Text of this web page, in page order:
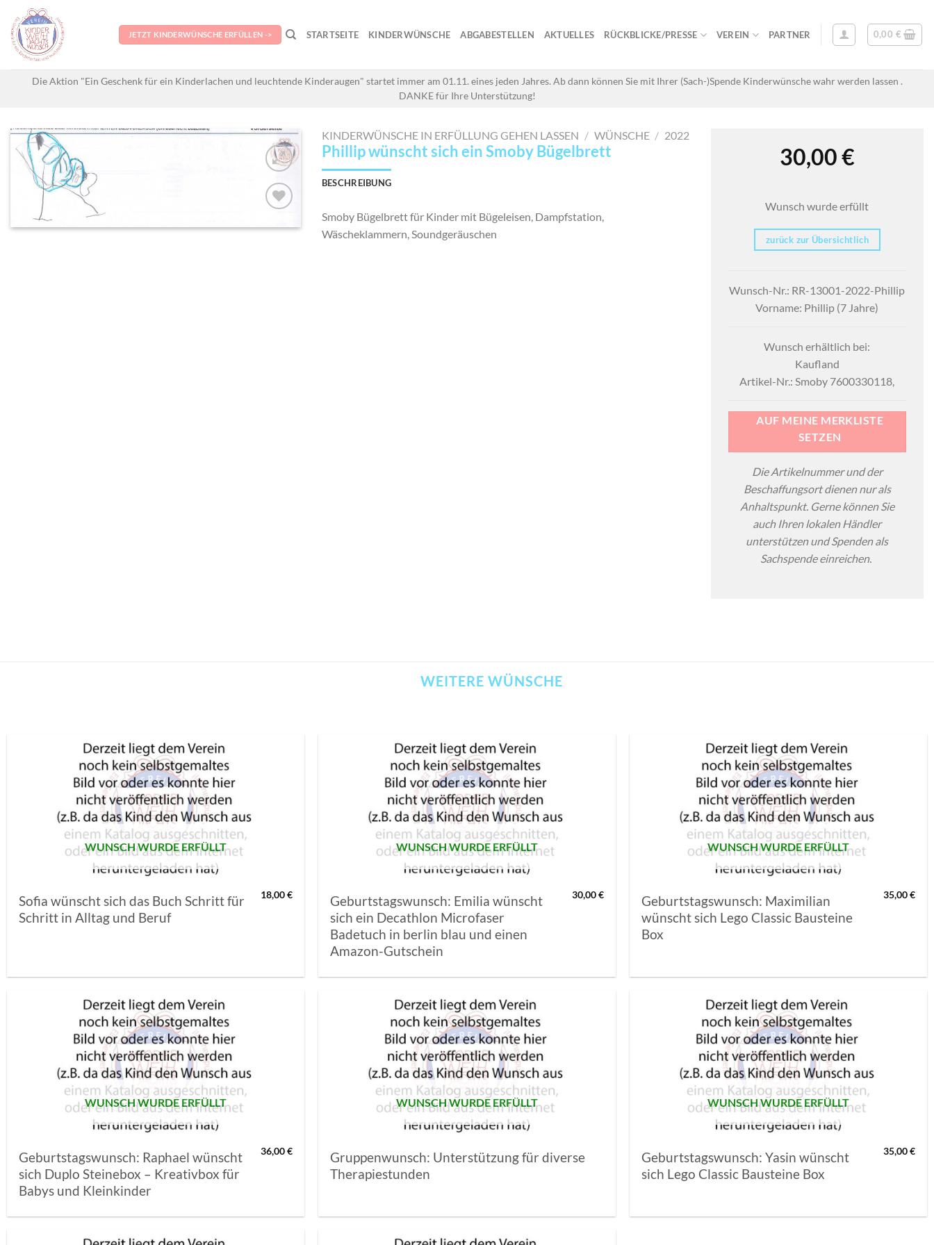
content
JETZT KINDERWÜNSCHE ERFÜLLEN -> STARTSEITE KINDERWÜNSCHE ABGABESTELLEN AKTUELLES RÜCKBLICKE/PRESSE VEREIN PARTNER 0,00 €
Die Aktion "Ein Geschenk für ein Kinderlachen und leuchtende Kinderaugen" startet immer am 01.11. eines jeden Jahres. Ab dann können Sie mit Ihrer (Sach-)Spende Kinderwünsche wahr werden lassen .
DANKE für Ihre Unterstützung!
AUF MEINE
KINDERWÜNSCHE IN ERFÜLLUNG GEHEN LASSEN / WÜNSCHE / 2022
Phillip wünscht sich ein Smoby Bügelbrett
BESCHREIBUNG
Smoby Bügelbrett für Kinder mit Bügeleisen, Dampfstation,
Wäscheklammern, Soundgeräuschen
30,00€
Wunsch wurde erfüllt
zurück zur Übersichtlich
Wunsch-Nr.: RR-13001-2022-Phillip
Vorname: Phillip (7 Jahre)
Wunsch erhältlich bei:
Kaufland
Artikel-Nr.: Smoby 7600330118,
AUF MEINE MERKLISTE
SETZEN
Die Artikelnummer und der
Beschaffungsort dienen nur als
Anhaltspunkt. Gerne können Sie
auch Ihren lokalen Händler
unterstützen und Spenden als
Sachspende einreichen.
WEITERE WÜNSCHE
WUNSCH WURDE ERFÜLLT
Sofia wünscht sich das Buch Schritt für
Schritt in Alltag und Beruf
18,00€
WUNSCH WURDE ERFÜLLT
Geburtstagswunsch: Emilia wünscht
sich ein Decathlon Microfaser
Badetuch in berlin blau und einen
Amazon-Gutschein
30,00€
WUNSCH WURDE ERFÜLLT
Geburtstagswunsch: Maximilian
wünscht sich Lego Classic Bausteine
Box
35,00€
WUNSCH WURDE ERFÜLLT
Geburtstagswunsch: Raphael wünscht
sich Duplo Steinebox – Kreativbox für
Babys und Kleinkinder
36,00€
WUNSCH WURDE ERFÜLLT
Gruppenwunsch: Unterstützung für diverse
Therapiestunden
WUNSCH WURDE ERFÜLLT
Geburtstagswunsch: Yasin wünscht
sich Lego Classic Bausteine Box
35,00€